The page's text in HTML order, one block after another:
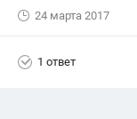
24 марта 2017
1 ответ